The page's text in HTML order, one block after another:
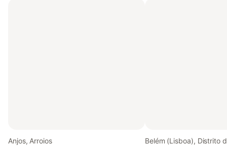
Anjos, Arroios
Belém (Lisboa), Distrito